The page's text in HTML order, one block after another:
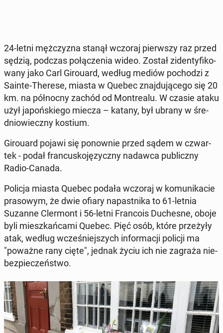
24-letni męż­czy­zna stanął wczoraj pierw­szy raz przed
sędzią, podczas po­łą­cze­nia wideo. Został zi­den­ty­fi­ko­
wa­ny jako Carl Gi­ro­uard, według mediów po­cho­dzi z
Sainte-Therese, miasta w Quebec znaj­du­ją­ce­go się 20
km. na pół­noc­ny zachód od Mont­re­alu. W czasie ataku
użył ja­poń­skie­go miecza – katany, był ubrany w śre­
dnio­wiecz­ny kostium.
Gi­ro­uard pojawi się po­now­nie przed sądem w czwar­
tek - podał fran­cu­sko­ję­zycz­ny nadawca pu­blicz­ny
Radio-Canada.
Policja miasta Quebec podała wczoraj w ko­mu­ni­ka­cie
pra­so­wym, że dwie ofiary na­past­ni­ka to 61-letnia
Suzanne Cler­mont i 56-letni Fran­co­is Du­che­sne, oboje
byli miesz­kań­ca­mi Quebec. Pięć osób, które prze­ży­ły
atak, według wcze­śniej­szych in­for­ma­cji policji ma
"poważne rany cięte", jednak życiu ich nie zagraża nie­
bez­pie­czeń­stwo.